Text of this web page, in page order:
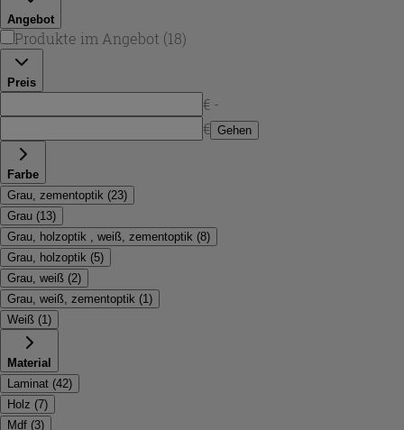
Angebot
Produkte im Angebot (18)
Preis
€ -
€ Gehen
Farbe
Grau, zementoptik (23)
Grau (13)
Grau, holzoptik , weiß, zementoptik (8)
Grau, holzoptik (5)
Grau, weiß (2)
Grau, weiß, zementoptik (1 )
Weiß (1 )
Material
Laminat (42)
Holz (7)
Mdf (3)